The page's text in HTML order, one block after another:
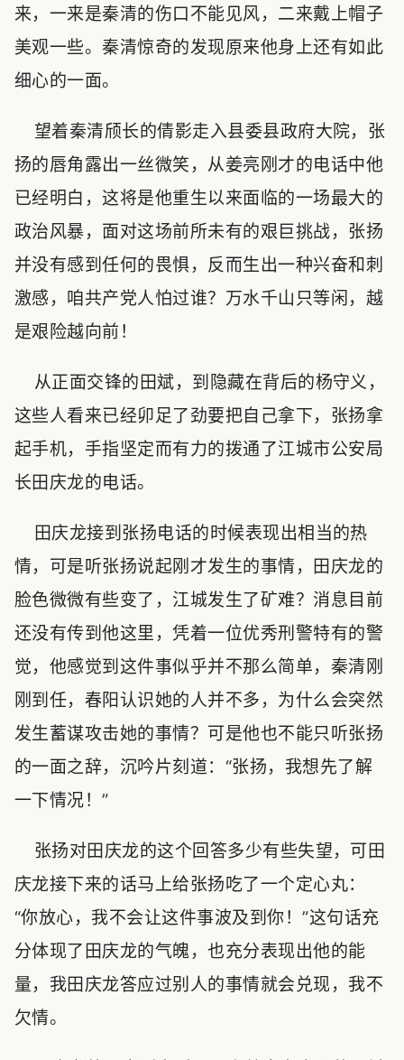
来，一来是秦清的伤口不能见风，二来戴上帽子
美观一些。秦清惊奇的发现原来他身上还有如此
细心的一面。
望着秦清颀长的倩影走入县委县政府大院，张
扬的唇角露出一丝微笑，从姜亮刚才的电话中他
已经明白，这将是他重生以来面临的一场最大的
政治风暴，面对这场前所未有的艰巨挑战，张扬
并没有感到任何的畏惧，反而生出一种兴奋和刺
激感，咱共产党人怕过谁？万水千山只等闲，越
是艰险越向前！
从正面交锋的田斌，到隐藏在背后的杨守义，
这些人看来已经卯足了劲要把自己拿下，张扬拿
起手机，手指坚定而有力的拨通了江城市公安局
长田庆龙的电话。
田庆龙接到张扬电话的时候表现出相当的热
情，可是听张扬说起刚才发生的事情，田庆龙的
脸色微微有些变了，江城发生了矿难？消息目前
还没有传到他这里，凭着一位优秀刑警特有的警
觉，他感觉到这件事似乎并不那么简单，秦清刚
刚到任，春阳认识她的人并不多，为什么会突然
发生蓄谋攻击她的事情？可是他也不能只听张扬
的一面之辞，沉吟片刻道：“张扬，我想先了解
一下情况！”
张扬对田庆龙的这个回答多少有些失望，可田
庆龙接下来的话马上给张扬吃了一个定心丸：
“你放心，我不会让这件事波及到你！”这句话充
分体现了田庆龙的气魄，也充分表现出他的能
量，我田庆龙答应过别人的事情就会兑现，我不
欠情。